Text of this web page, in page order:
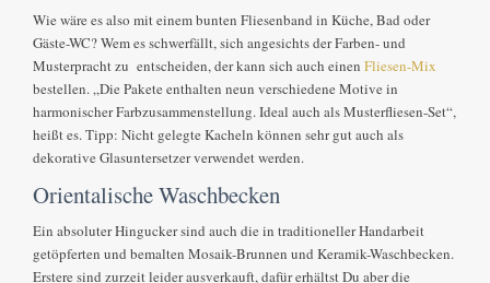
Wie wäre es also mit einem bunten Fliesenband in Küche, Bad oder
Gäste-WC? Wem es schwerfällt, sich angesichts der Farben- und
Musterpracht zu entscheiden, der kann sich auch einenFliesen-Mix
bestellen. „Die Pakete enthalten neun verschiedene Motive in
harmonischer Farbzusammenstellung. Ideal auch als Musterfliesen-Set“,
heißt es. Tipp: Nicht gelegte Kacheln können sehr gut auch als
dekorative Glasuntersetzer verwendet werden.
Orientalische Waschbecken
Ein absoluter Hingucker sind auch die in traditioneller Handarbeit
getöpferten und bemalten Mosaik-Brunnen und Keramik-Waschbecken.
Erstere sind zurzeit leider ausverkauft, dafür erhältst Du aber die